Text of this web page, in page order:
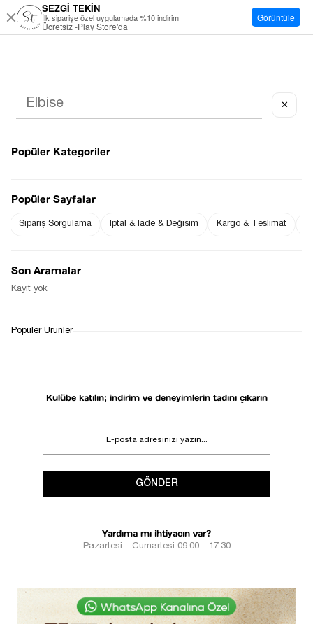
Kulübe katılın; indirim ve deneyimlerin tadını çıkarın
GÖNDER
Yardıma mı ihtiyacın var?
Pazartesi - Cumartesi 09:00 - 17:30
SEZGİ TEKİN
İlk siparişe özel uygulamada %10 indirim
Ücretsiz -Play Store'da
Görüntüle
✕
Popüler Kategoriler
Popüler Sayfalar
Sipariş Sorgulama İptal & İade & Değişim Kargo & Teslimat
Son Aramalar
Kayıt yok
Popüler Ürünler